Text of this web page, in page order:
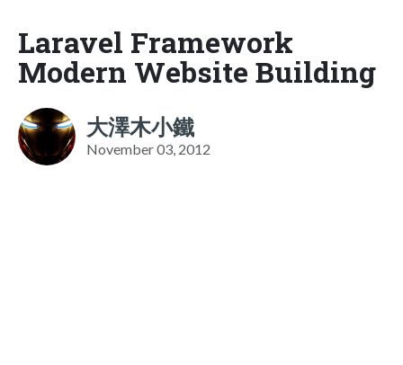
Laravel Framework
Modern Website Building
大澤木小鐵
November 03, 2012